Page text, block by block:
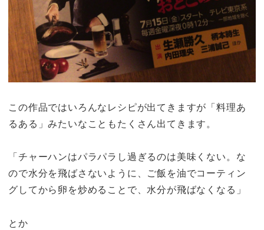
この作品ではいろんなレシピが出てきますが「料理あ
るある」みたいなこともたくさん出てきます。
「チャーハンはパラパラし過ぎるのは美味くない。な
ので水分を飛ばさないように、ご飯を油でコーティン
グしてから卵を炒めることで、水分が飛ばなくなる」
とか